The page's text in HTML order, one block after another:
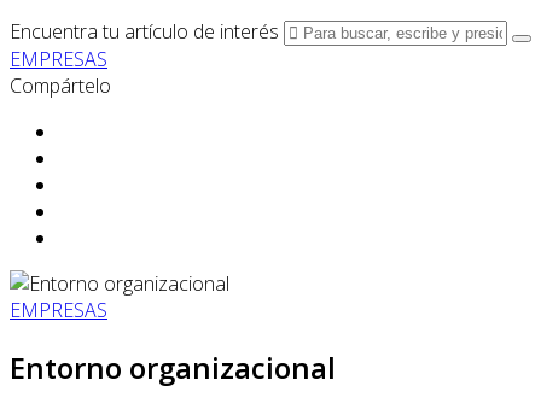
Encuentra tu artículo de interés
EMPRESAS
Compártelo
EMPRESAS
Entorno organizacional